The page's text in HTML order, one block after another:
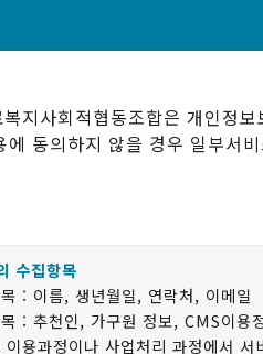
지사회적협동조합은 개인정
에 동의하지 않을 경우 일부서
수집항목
: 이름, 생년월일, 연락처, 이메일
: 추천인, 가구원 정보, CMS이용
이용과정이나 사업처리 과정에서